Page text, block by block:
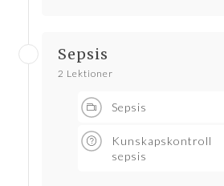
Sepsis
2 Lektioner
Sepsis
Kunskapskontroll
sepsis